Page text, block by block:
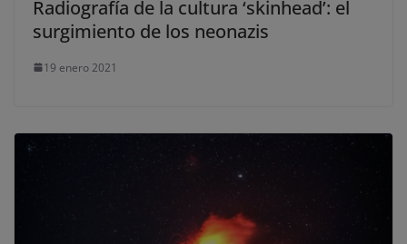
Radiografía de la cultura ‘skinhead’: el
surgimiento de los neonazis
19 enero 2021